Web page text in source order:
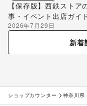
【保存版】西鉄ストア
事・イベント出店ガイ
2026年7月29日
新着
ショップカウンター 神奈川県